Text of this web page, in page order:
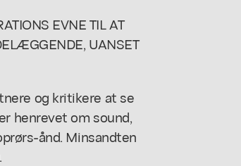
EVNE TIL AT
UANSET
og kritikere at se
henrevet om sound,
ånd. Minsandten